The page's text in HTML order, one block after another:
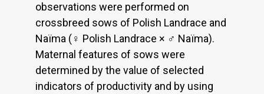
observations were performed on
crossbreed sows of Polish Landrace and
Naїma (♀ Polish Landrace × ♂ Naїma).
Maternal features of sows were
determined by the value of selected
indicators of productivity and by using